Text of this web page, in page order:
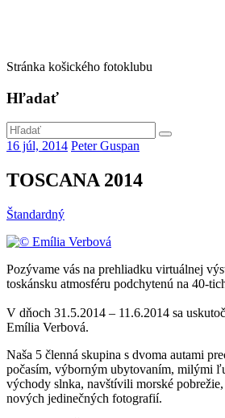
Stránka košického fotoklubu
Hľadať
16 júl, 2014 Peter Guspan
TOSCANA 2014
Štandardný
Pozývame vás na prehliadku virtuálnej
toskánsku atmosféru podchytenú na 40-
V dňoch 31.5.2014 – 11.6.2014 sa
Emília Verbová.
Naša 5 členná skupina s dvoma autami
počasím, výborným ubytovaním, milými
východy slnka, navštívili morské
nových jedinečných fotografií.